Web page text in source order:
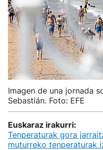
Imagen de una jornada
Sebastián. Foto: EFE
Euskaraz irakurri:
Tenperaturak gora
muturreko tenperaturak